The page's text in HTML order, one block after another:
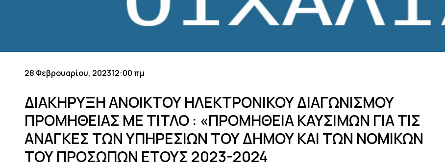
28 Φεβρουαρίου, 202312:00 πμ
ΔΙΑΚΗΡΥΞΗ ΑΝΟΙΚΤΟΥ ΗΛΕΚΤΡΟΝΙΚΟΥ ΔΙΑΓΩΝΙΣΜΟΥ
ΠΡΟΜΗΘΕΙΑΣ ΜΕ ΤΙΤΛΟ : «ΠΡΟΜΗΘΕΙΑ ΚΑΥΣΙΜΩΝ ΓΙΑ ΤΙΣ
ΑΝΑΓΚΕΣ ΤΩΝ ΥΠΗΡΕΣΙΩΝ ΤΟΥ ΔΗΜΟΥ ΚΑΙ ΤΩΝ ΝΟΜΙΚΩΝ
ΤΟΥ ΠΡΟΣΩΠΩΝ ΕΤΟΥΣ 2023-2024